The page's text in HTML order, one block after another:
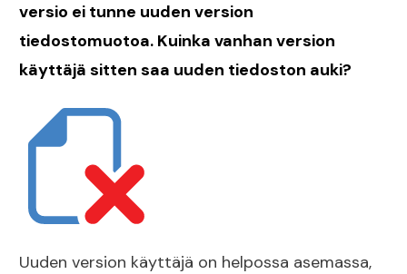
versio ei tunne uuden version
tiedostomuotoa. Kuinka vanhan version
käyttäjä sitten saa uuden tiedoston auki?
Uuden version käyttäjä on helpossa asemassa,